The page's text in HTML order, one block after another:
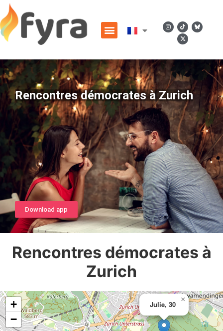
Rencontres démocrates à Zurich
Download app
Rencontres démocrates à
Zurich
Julie, 30
×
+
−